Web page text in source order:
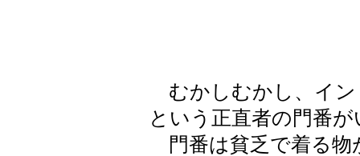
むかしむかし、イン
という正直者の門番
門番は貧乏で着る物